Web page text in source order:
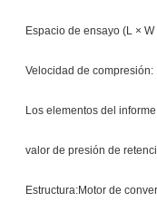
Espacio de ensayo (L ×
Velocidad de compresión:
Los elementos del
valor de presión de
Estructura:Motor de